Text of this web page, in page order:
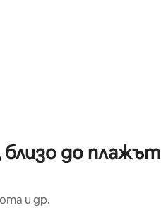
до плажът
и др.